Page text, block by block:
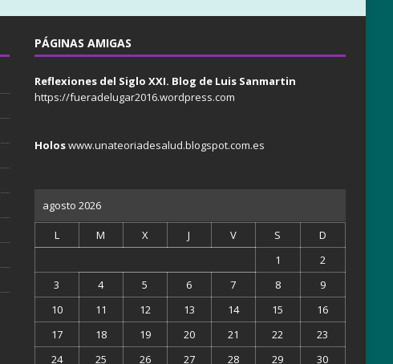
PÁGINAS AMIGAS
Reflexiones del Siglo XXI. Blog de Luis Sanmartin
https://fueradelugar2016.wordpress.com
Holoswww.unateoriadesalud.blogspot.com.es
agosto 2026
L M X J V S
D
1
2
3
4 5 6 7 8
9
10
11 12 13 14 15
16
17
18 19 20 21 22
23
24
25 26 27 28 29 30